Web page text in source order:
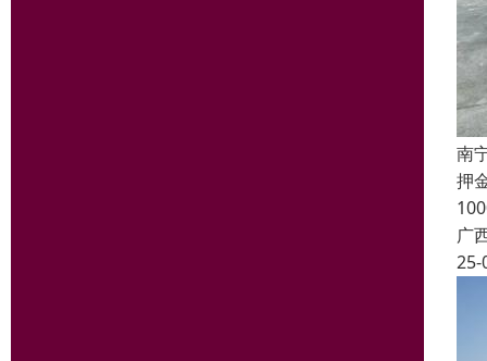
南
押
广
25-